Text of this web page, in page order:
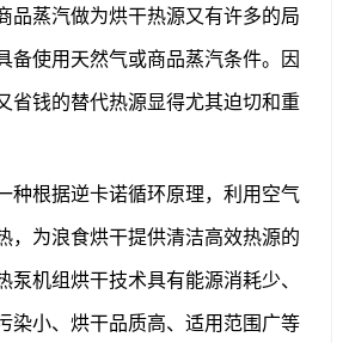
品蒸汽做为烘干热源又有许多的局
备使用天然气或商品蒸汽条件。因
省钱的替代热源显得尤其迫切和重
种根据逆卡诺循环原理，利用空气
，为浪食烘干提供清洁高效热源的
泵机组烘干技术具有能源消耗少、
染小、烘干品质高、适用范围广等